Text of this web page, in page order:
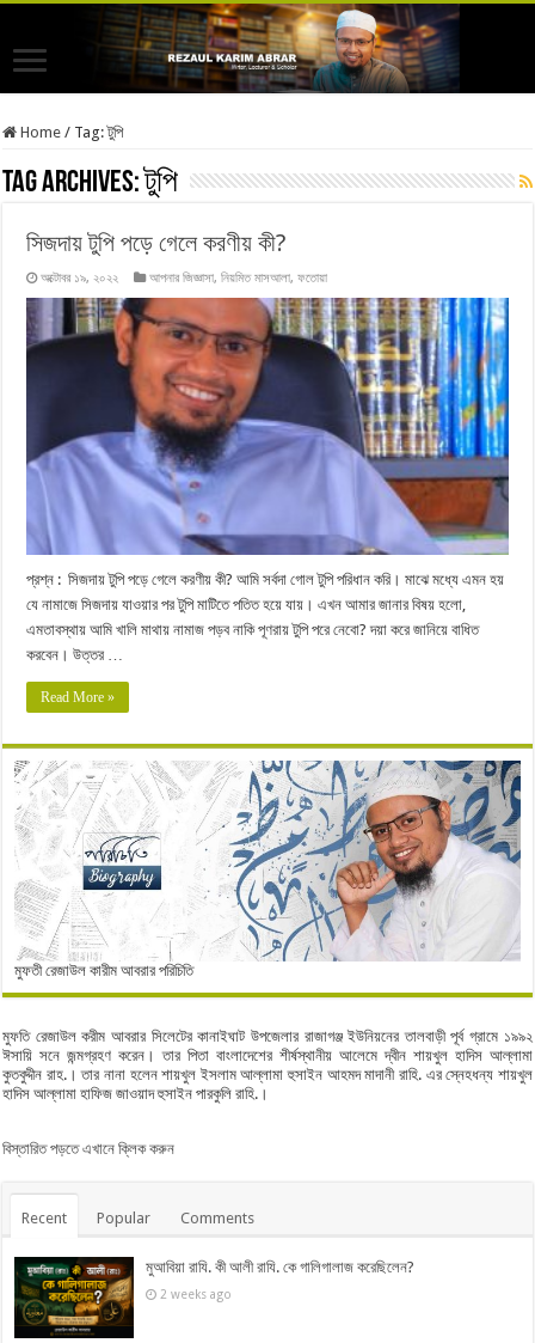
Home / Tag:টুপি
Tag Archives:টুপি
সিজদায় টুপি পড়ে গেলে করণীয় কী?
অক্টোবর ১৯, ২০২২ আপনার জিজ্ঞাসা,নিয়মিত মাসআলা,ফতোয়া
প্রশ্ন : সিজদায় টুপি পড়ে গেলে করণীয় কী? আমি সর্বদা গোল টুপি পরিধান করি। মাঝে মধ্যে এমন হয়
যে নামাজে সিজদায় যাওয়ার পর টুপি মাটিতে পতিত হয়ে যায়। এখন আমার জানার বিষয় হলো,
এমতাবস্থায় আমি খালি মাথায় নামাজ পড়ব নাকি পূণরায় টুপি পরে নেবো? দয়া করে জানিয়ে বাধিত
করবেন। উত্তর …
Read More »
মুফতী রেজাউল কারীম আবরার পরিচিতি
মুফতি রেজাউল করীম আবরার সিলেটের কানাইঘাট উপজেলার রাজাগঞ্জ ইউনিয়নের তালবাড়ী পূর্ব গ্রামে ১৯৯২
ঈসায়ি সনে জন্মগ্রহণ করেন। তার পিতা বাংলাদেশের শীর্ষস্থানীয় আলেমে দ্বীন শায়খুল হাদিস আল্লামা
কুতবুদ্দীন রাহ.। তার নানা হলেন শায়খুল ইসলাম আল্লামা হুসাইন আহমদ মাদানী রাহি. এর স্নেহধন্য শায়খুল
হাদিস আল্লামা হাফিজ জাওয়াদ হুসাইন পারকুলি রাহি.।
বিস্তারিত পড়তে এখানে ক্লিক করুন
Recent Popular Comments
মুআবিয়া রাযি. কী আলী রাযি. কে গালিগালাজ করেছিলেন?
2 weeks ago